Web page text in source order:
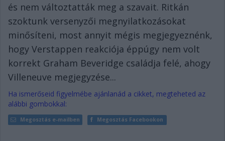
és nem változtatták meg a szavait. Ritkán
szoktunk versenyzői megnyilatkozásokat
minősíteni, most annyit mégis megjegyeznénk,
hogy Verstappen reakciója éppúgy nem volt
korrekt Graham Beveridge családja felé, ahogy
Villeneuve megjegyzése...
Ha ismerőseid figyelmébe ajánlanád a cikket, megteheted az
alábbi gombokkal:
Megosztás e-mailben Megosztás Facebookon